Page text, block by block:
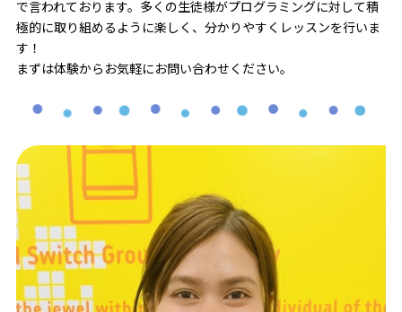
で言われております。多くの生徒様がプログラミングに対して積
極的に取り組めるように楽しく、分かりやすくレッスンを行いま
す！
まずは体験からお気軽にお問い合わせください。